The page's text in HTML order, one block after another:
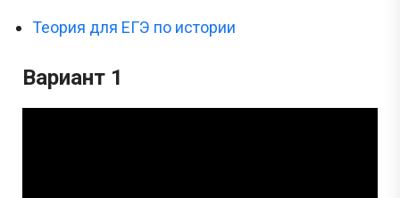
Теория для ЕГЭ по истории
Вариант 1